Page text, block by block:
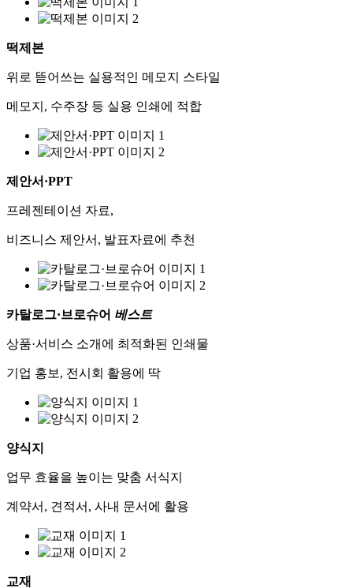
떡제본
위로 뜯어쓰는 실용적인 메모지 스타일
메모지, 수주장 등 실용 인쇄에 적합
제안서·PPT
프레젠테이션 자료,
비즈니스 제안서, 발표자료에 추천
카탈로그·브로슈어 베스트
상품·서비스 소개에 최적화된 인쇄물
기업 홍보, 전시회 활용에 딱
양식지
업무 효율을 높이는 맞춤 서식지
계약서, 견적서, 사내 문서에 활용
교재